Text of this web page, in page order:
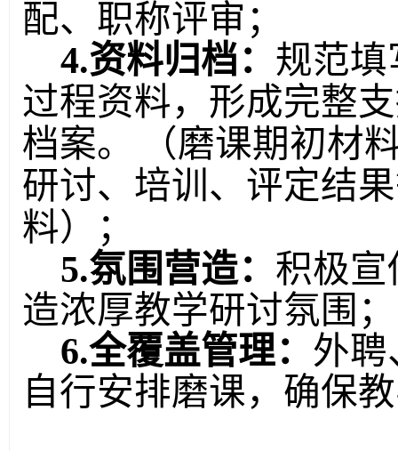
配、职称评审；
4.资料归档： 规范
过程资料，形成完整
档案。
（磨课期初材
研讨、培训、评定结
料）
；
5.氛围营造： 积极
造浓厚教学研讨氛围 ；
6.全覆盖管理： 外聘
自行安排磨课，确保